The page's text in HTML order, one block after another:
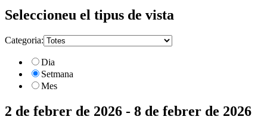
Seleccioneu el tipus de vista
Categoria:
Dia
Setmana
Mes
2 de febrer de 2026 - 8 de febrer de 2026